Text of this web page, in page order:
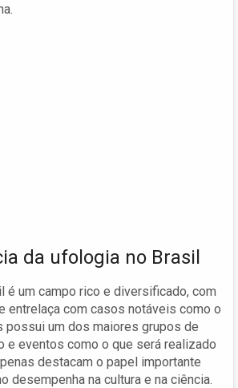
da ufologia no Brasil
é um campo rico e diversificado, com
entrelaça com casos notáveis como o
possui um dos maiores grupos de
e eventos como o que será realizado
destacam o papel importante
desempenha na cultura e na ciência.